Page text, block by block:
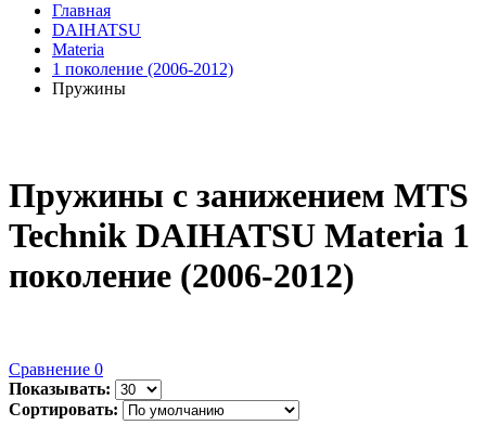
Главная
DAIHATSU
Materia
1 поколение (2006-2012)
Пружины
Пружины с занижением MTS
Technik DAIHATSU Materia 1
поколение (2006-2012)
Сравнение 0
Показывать:
Сортировать: